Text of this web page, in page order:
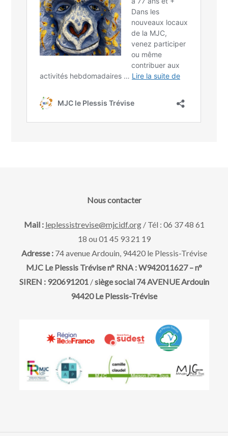
Nous contacter
Mail : leplessistrevise@mjcidf.org/ Tél : 06 37 48 61
18 ou 01 45 93 21 19
Adresse : 74 avenue Ardouin, 94420 le Plessis-Trévise
MJC Le Plessis Trévise n° RNA : W942011627 – n°
SIREN : 920691201/siège social 74 AVENUE Ardouin
94420 Le Plessis-Trévise